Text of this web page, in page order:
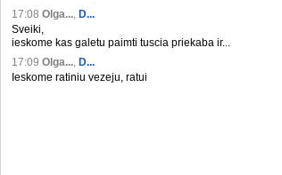
17:08 Olga..., D...
Sveiki,
ieskome kas galetu paimti tuscia priekaba ir...
17:09 Olga..., D...
Ieskome ratiniu vezeju, ratui